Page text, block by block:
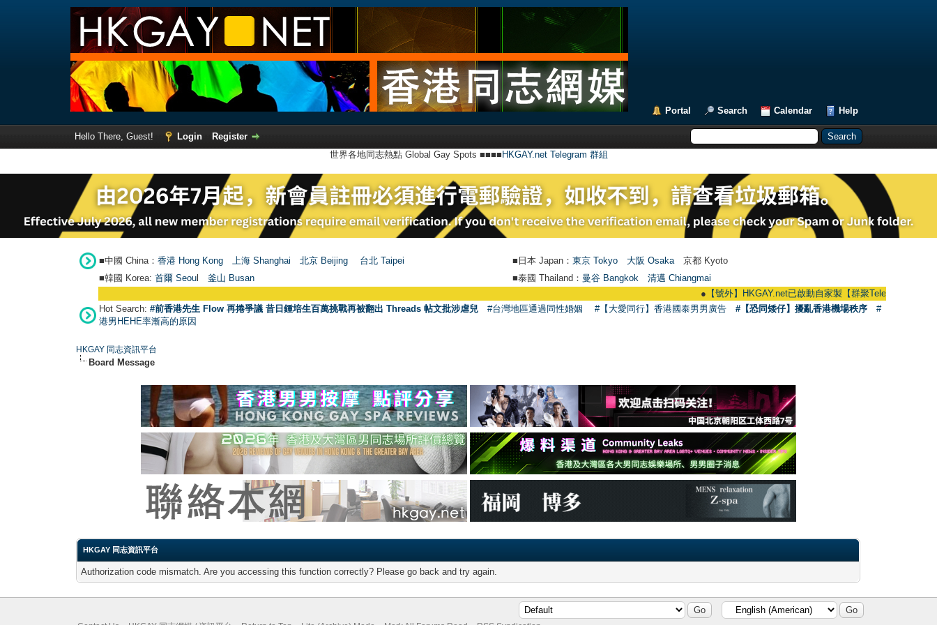
Portal Search Calendar Help
Hello There, Guest! Login
Register
世界各地同志熱點 Global Gay Spots ■■■■ HKGAY.net Telegram 群組
■中國 China： 香港 Hong Kong 上海 Shanghai 北京 Beijing 台北 Taipei ■日本 Japan： 東京 Tokyo 大阪 Osaka 京都 Kyoto
■韓國 Korea: 首爾 Seou 釜山 Busan ■泰國 Thailand： 曼谷 Bangkok
清邁 Chiangmai
【號外】HKGAY.net已啟動自家製【群聚Telegram群組】
Hot Search: #前香港先生 Flow 再捲爭議 昔日鍾培生百萬挑戰再被翻出 Threads 帖文批涉虐兒 #台灣地區通過同性婚姻 #【大愛同行】香港國泰男男廣告 #【恐同矮仔】擾亂香港機場秩序
#
港男HEHE率漸高的原因
HKGAY 同志資訊平台
Board Message
HKGAY 同志資訊平台
Authorization code mismatch. Are you accessing this function correctly? Please go back and try again.